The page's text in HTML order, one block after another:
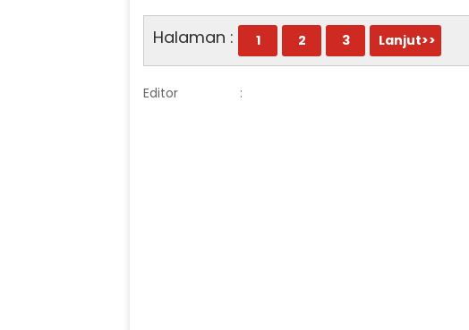
Halaman : 1 2 3 Lanjut>>
Editor :